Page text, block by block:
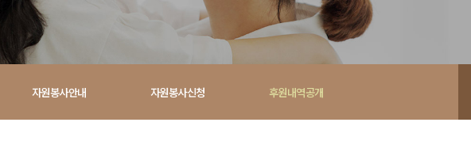
소
자원봉사안내 자원봉사신청 후원내역공개